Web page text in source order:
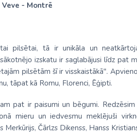
Veve - Montrē
pilsētai, tā ir unikāla un
izskatu ir saglabājusi līdz pat
pilsētām šī ir visskaistākā".
tāpat kā Romu, Florenci, Ēģipti.
pat ir paisumi un bēgumi.
mieru un iedvesmu meklējuši
Čārlzs Dikenss, Hanss